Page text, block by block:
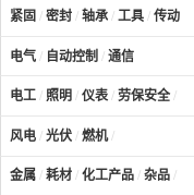
紧固 / 密封 / 轴承 / 工具 / 传动
电气 / 自动控制 / 通信
电工 / 照明 / 仪表 / 劳保安全 /
风电 / 光伏 / 燃机/
金属 / 耗材 / 化工产品 / 杂品 /